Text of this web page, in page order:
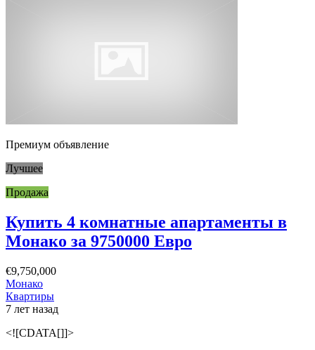
Премиум объявление
Лучшее
Продажа
Купить 4 комнатные апартаменты в
Монако за 9750000 Евро
€9,750,000
Монако
Квартиры
7 лет назад
<![CDATA[]]>